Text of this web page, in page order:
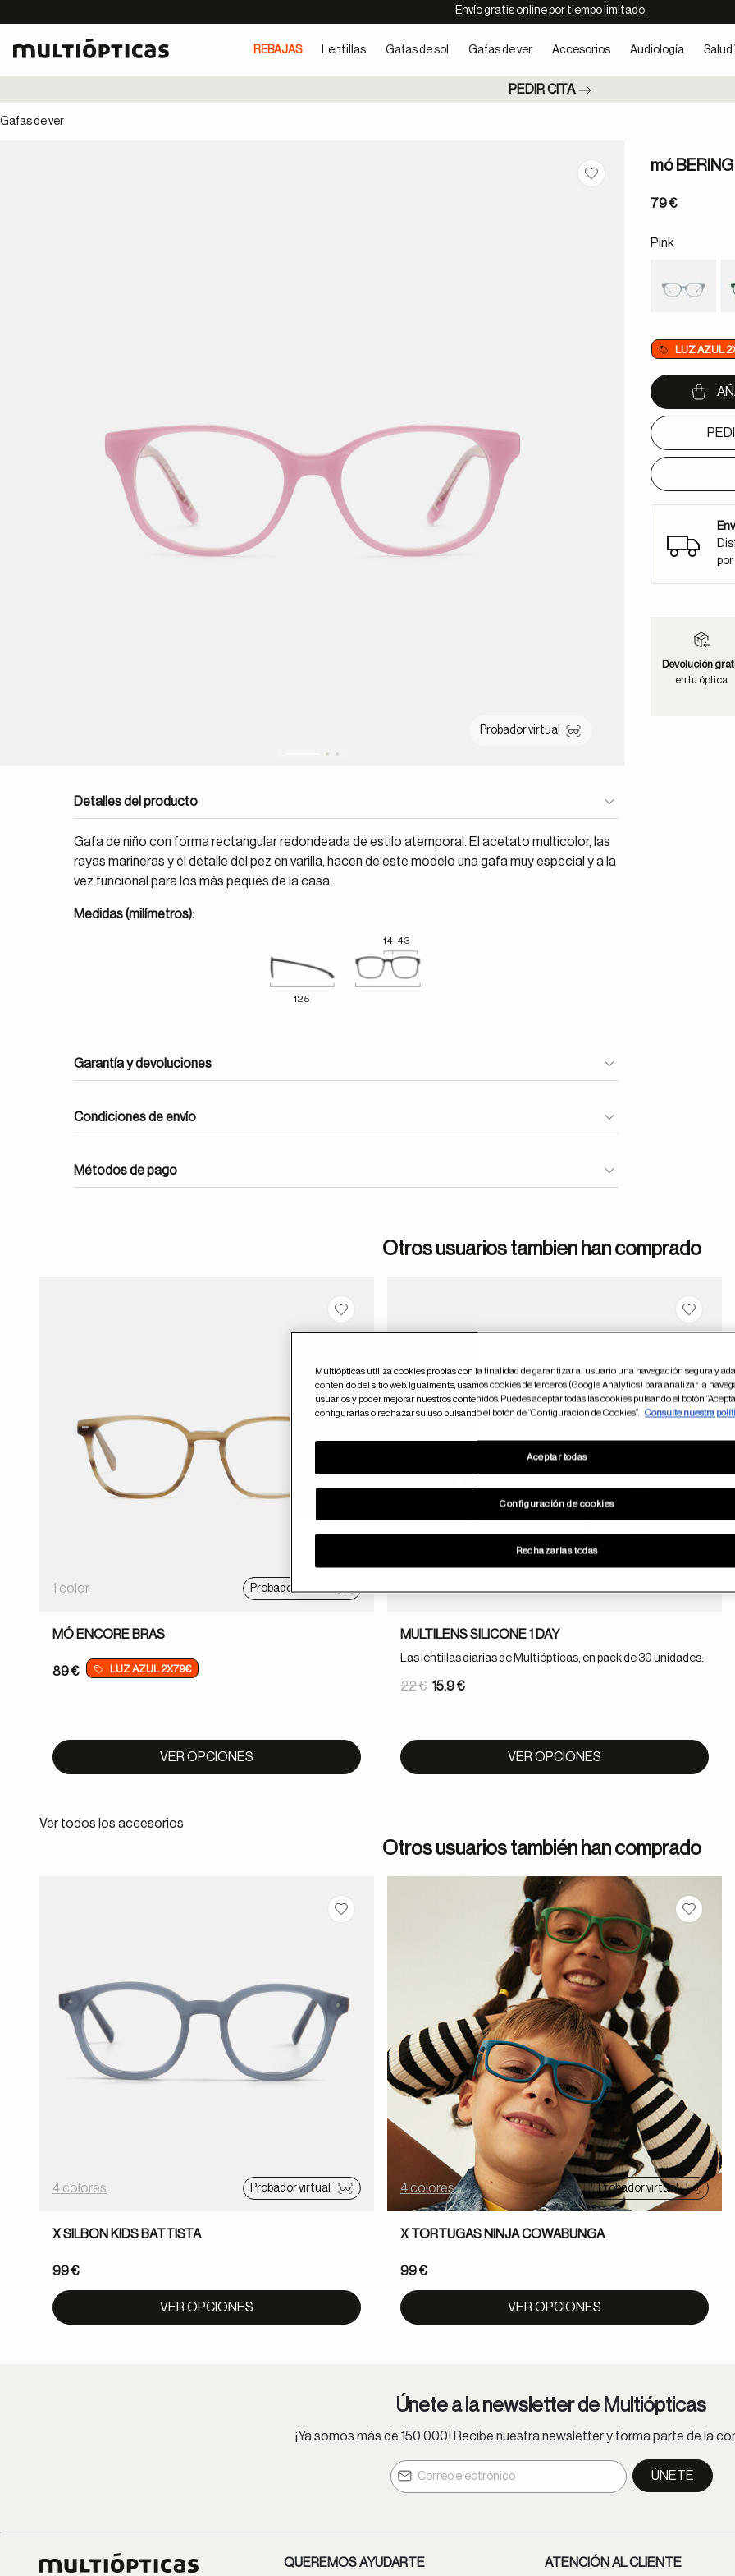
Envío gratis online por tiempo limitado.
REBAJAS Lentillas Gafas de sol Gafas de ver Accesorios Audiología Salud
PEDIR CITA
Gafas de ver
Probador virtual
Guardar en favoritos
Detalles del producto
Gafa de niño con forma rectangular redondeada de estilo atemporal. El acetato multicolor, las
rayas marineras y el detalle del pez en varilla, hacen de este modelo una gafa muy especial y a la
vez funcional para los más peques de la casa.
Medidas (milímetros):
14 43
125
Garantía y devoluciones
Condiciones de envío
Métodos de pago
mó BERING
79 €
Pink
LUZ AZUL
Devolución
en tu óptica
Otros usuarios tambien han comprado
Guardar en favoritos
1 color Probador virtual
MÓ ENCORE BRAS
89 € LUZ AZUL 2X79€
VER OPCIONES
MULTILENS SILICONE 1 DAY
Las lentillas diarias de Multiópticas, en pack de 30 unidades.
Price reduced from
22 € 15.9 €
VER OPCIONES
Ver todos los accesorios
Otros usuarios también han comprado
Guardar en favoritos
4 colores Probador virtual
X SILBON KIDS BATTISTA
99 €
VER OPCIONES
4 colores Probador virtual
X TORTUGAS NINJA COWABUNGA
99 €
VER OPCIONES
Únete a la newsletter de Multiópticas
¡Ya somos más de 150.000! Recibe nuestra newsletter y forma parte de la
ÚNETE
QUEREMOS AYUDARTE ATENCIÓN AL CLIENTE
Multiópticas utiliza cookies propias con la finalidad de garantizar al usuario una navegación segura y
contenido del sitio web. Igualmente, usamos cookies de terceros (Google Analytics) para analizar la
usuarios y poder mejorar nuestros contenidos. Puedes aceptar todas las cookies pulsando el botón
configurarlas o rechazar su uso pulsando el botón de “Configuración de Cookies”.
Consulte nuestra
Configuración de cookies
Rechazarlas todas
Aceptar todas